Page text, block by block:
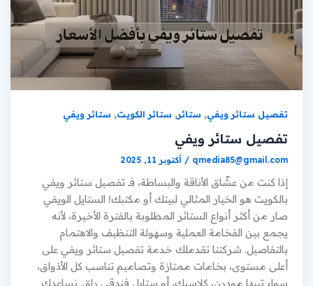
تفصيل ستائر ويفي, ستائر,ستائر الكويت,ستائر ويفي
تفصيل ستائر ويفي
qmedia85@gmail.com
/ أكتوبر 11, 2025
إذا كنت من عشّاق الأناقة والبساطة، فـ تفصيل ستائر ويفي
بالكويت هو الخيار المثالي لبيتك أو مكتبك! الستايل الويفي
صار من أكثر أنواع الستائر المطلوبة بالفترة الأخيرة، لأنه
يجمع بين الفخامة العملية وسهولة التنظيف والاهتمام
بالتفاصيل. شركتنا تقدملك خدمة تفصيل ستائر ويفي على
أعلى مستوى، بخامات ممتازة وتصاميم تناسب كل الأذواق،
سواء تبيها مودرن، كلاسيك، أو ستايل فندقي راقٍ. نساعدك